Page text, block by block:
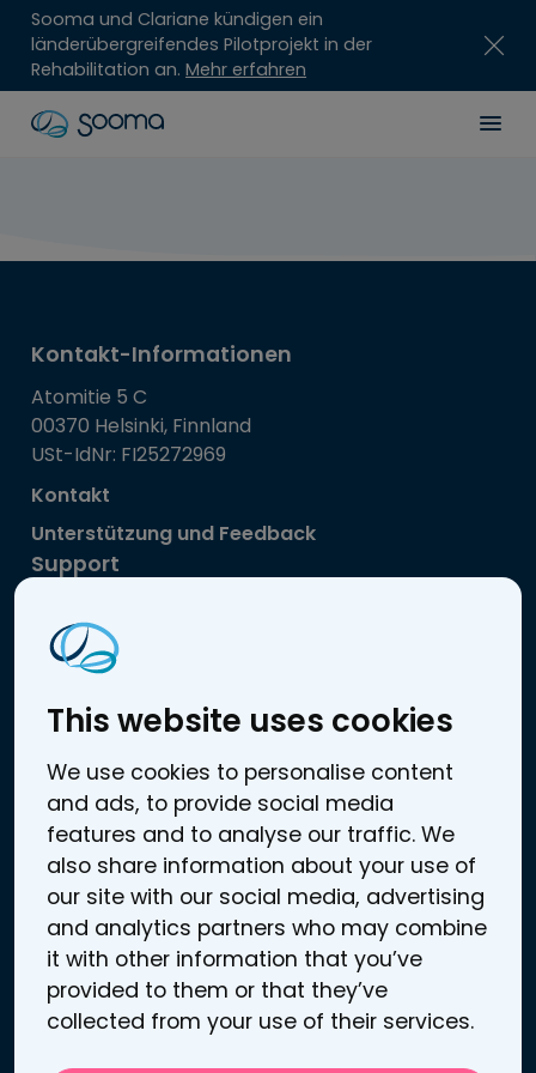
This website uses cookies
We use cookies to personalise content
and ads, to provide social media
features and to analyse our traffic. We
also share information about your use of
our site with our social media, advertising
and analytics partners who may combine
it with other information that you’ve
provided to them or that they’ve
collected from your use of their services.
Sooma und Clariane kündigen ein
länderübergreifendes Pilotprojekt in der
Rehabilitation an.Mehr erfahren
Skip
Sooma
Kontakt-Informationen
Atomitie 5 C
00370 Helsinki, Finnland
USt-IdNr: FI25272969
Kontakt
Unterstützung und Feedback
Support
Patienten-Informationen
Rückgaberecht
Links
Sooma-Schmerzmanagement
Mehr über Sooma tDCS™
Publikationen
Über Sooma
Neuigkeiten
Portal-Login
Rechtliches